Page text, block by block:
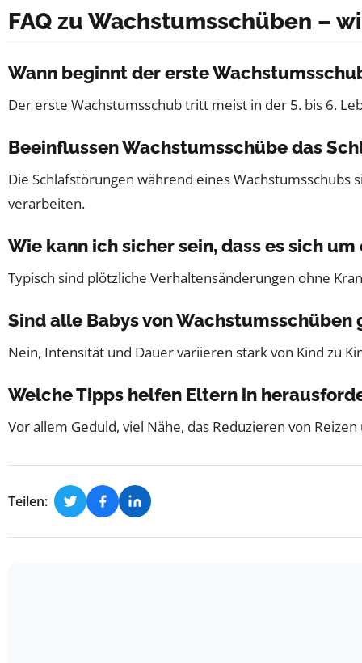
FAQ zu Wachstumsschüben –
Wann beginnt der erste
Der erste Wachstumsschub tritt meist in der 5. bis 6.
Beeinflussen Wachstumsschübe das
Die Schlafstörungen während eines
verarbeiten.
Wie kann ich sicher sein, dass es sich
Typisch sind plötzliche Verhaltensänderungen ohne
Sind alle Babys von
Nein, Intensität und Dauer variieren stark von Kind zu
Welche Tipps helfen Eltern in
Vor allem Geduld, viel Nähe, das Reduzieren von
Teilen: